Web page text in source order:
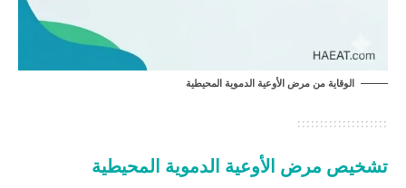
الوقاية من مرض الأوعية الدموية المحيطية
تشخيص مرض الأوعية الدموية المحيطية